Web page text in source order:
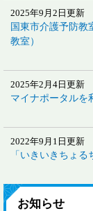
2025年9月2日更新
国東市介護予防教
教室）
2025年2月4日更新
マイナポータルを
2022年9月1日更新
「いきいきちょ
お知らせ